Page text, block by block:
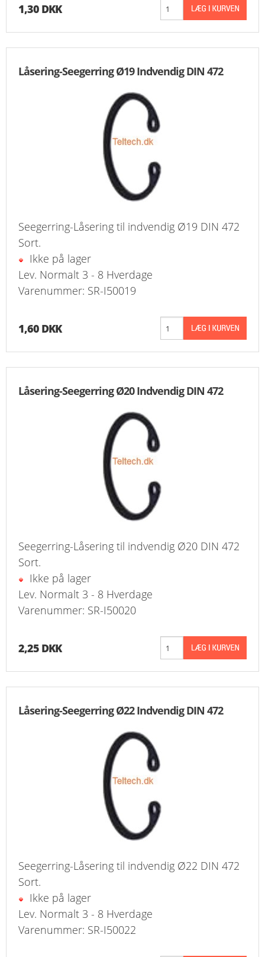
1,30 DKK
Låsering-Seegerring Ø19 Indvendig DIN 472
Seegerring-Låsering til indvendig Ø19 DIN 472
Sort.
Ikke på lager
Lev. Normalt 3 - 8 Hverdage
Varenummer: SR-I50019
1,60 DKK
Låsering-Seegerring Ø20 Indvendig DIN 472
Seegerring-Låsering til indvendig Ø20 DIN 472
Sort.
Ikke på lager
Lev. Normalt 3 - 8 Hverdage
Varenummer: SR-I50020
2,25 DKK
Låsering-Seegerring Ø22 Indvendig DIN 472
Seegerring-Låsering til indvendig Ø22 DIN 472
Sort.
Ikke på lager
Lev. Normalt 3 - 8 Hverdage
Varenummer: SR-I50022